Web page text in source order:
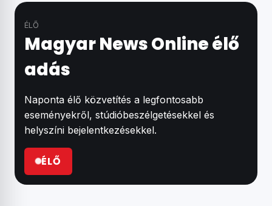
ÉLŐ
Magyar News Online élő
adás
Naponta élő közvetítés a legfontosabb
eseményekről, stúdióbeszélgetésekkel és
helyszíni bejelentkezésekkel.
ÉLŐ